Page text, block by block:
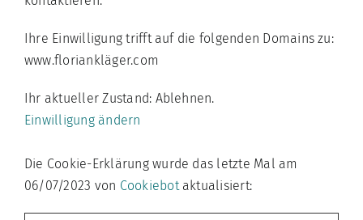
Ihre Einwilligung trifft auf die folgenden Domains zu:
www.floriankläger.com
Ihr aktueller Zustand: Ablehnen.
Einwilligung ändern
Die Cookie-Erklärung wurde das letzte Mal am
06/07/2023 von Cookiebotaktualisiert: